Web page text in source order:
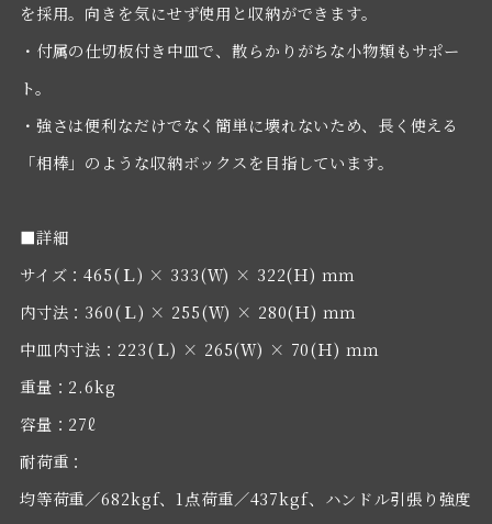
を採用。向きを気にせず使用と収納ができます。
・付属の仕切板付き中皿で、散らかりがちな小物類もサポー
ト。
・強さは便利なだけでなく簡単に壊れないため、長く使える
「相棒」のような収納ボックスを目指しています。
■詳細
サイズ：465(Ｌ) × 333(Ｗ) × 322(Ｈ) ｍｍ
内寸法：360(Ｌ) × 255(Ｗ) × 280(Ｈ) ｍｍ
中皿内寸法：223(Ｌ) × 265(Ｗ) × 70(Ｈ) ｍｍ
重量：2.6kg
容量：27ℓ
耐荷重：
均等荷重／682kgf、1点荷重／437kgf、ハンドル引張り強度